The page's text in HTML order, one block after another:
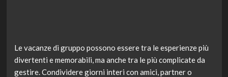
Le vacanze di gruppo possono essere tra le esperienze più
divertenti e memorabili, ma anche tra le più complicate da
gestire. Condividere giorni interi con amici, partner o